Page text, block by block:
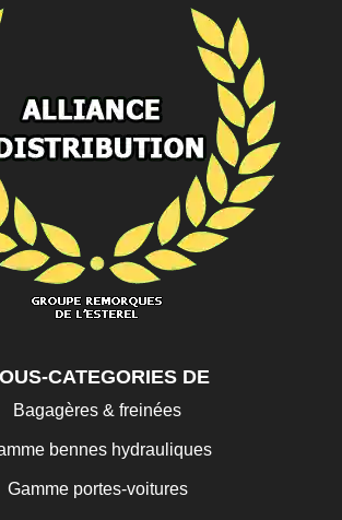
CATEGORIES DE
Bagagères & freinées
bennes hydrauliques
Gamme portes-voitures